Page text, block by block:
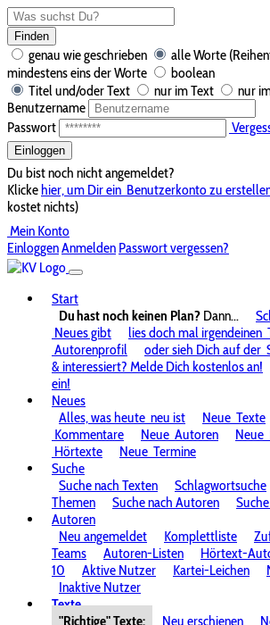
Finden
genau wie geschrieben
alle Worte
mindestens eins der Worte
boolean
Titel und/oder Text
nur im Text
nur
Benutzername
Passwort
Einloggen
Du bist noch nicht angemeldet?
Klickehier, um Dir ein Benutzerkonto zu
kostet nichts)
Mein Konto
EinloggenAnmelden Passwort vergessen?
Start
Du hast noch keinen Plan? Dann...
Neues gibt
lies doch mal irgendeinen
Autorenprofil
oder sieh Dich auf der
& interessiert? Melde Dich kostenlos an!
ein!
Neues
Alles, was heute neu ist Neue Texte
Kommentare
Neue Autoren Neue
Hörtexte
Neue Termine
Suche
Suche nach Texten
Schlagwortsuche
Themen
Suche nach Autoren
Autoren
Neu angemeldet
Komplettliste
Teams
Autoren-Listen Hörtext-
10
Aktive Nutzer Kartei-Leichen
Inaktive Nutzer
Texte
"Richtige" Texte:
Neu erschienen